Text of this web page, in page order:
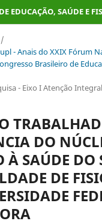
EDUCAÇÃO, SAÚDE E
/
- Anais do XXIX Fórum
Brasileiro de
- Eixo I Atenção
DO
À SAÚDE DO
DE